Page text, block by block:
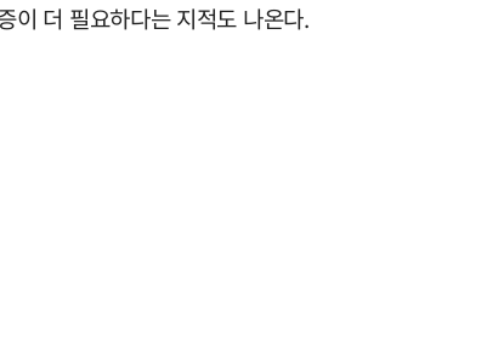
이 더 필요하다는 지적도 나온다.